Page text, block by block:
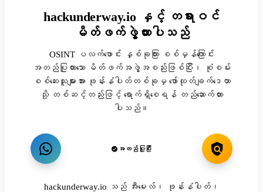
hackunderway.io နှင့် တရားဝင်
မိတ်ဖက်ဖွဲ့ထားပါသည်
OSINT ပလက်ဖောင်း နှစ်ခုကြား စစ်မှန်ကြောင်း
အတည်ပြုထားသော မိတ်ဖက်အဖွဲ့အစည်းဖြစ်ပြီး၊ စုံစမ်း
စစ်ဆေးသူများအား ဖုန်းနံပါတ်တစ်ခုမှ ဖော်ထုတ်ချက်ဒေတာ
သို့ တစ်ဆင့်တည်းဖြင့် ရောက်ရှိစေရန် တည်ဆောက်ထား
ပါသည်။
အတည်ပြုပြီး
hackunderway.io သည် အီးမေးလ်၊ ဖုန်းနံပါတ်၊